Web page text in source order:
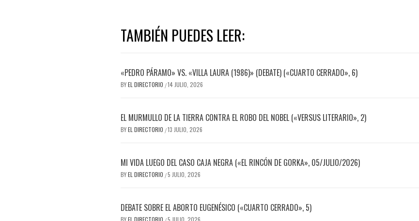
TAMBIÉN PUEDES LEER:
«PEDRO PÁRAMO» VS. «VILLA LAURA (1986)» (DEBATE) («CUARTO CERRADO», 6)
BYEL DIRECTORIO /14 JULIO, 2026
EL MURMULLO DE LA TIERRA CONTRA EL ROBO DEL NOBEL («VERSUS LITERARIO», 2)
BYEL DIRECTORIO /13 JULIO, 2026
MI VIDA LUEGO DEL CASO CAJA NEGRA («EL RINCÓN DE GORKA», 05/JULIO/2026)
BYEL DIRECTORIO /5 JULIO, 2026
DEBATE SOBRE EL ABORTO EUGENÉSICO («CUARTO CERRADO», 5)
BYEL DIRECTORIO 5 JULIO, 2026